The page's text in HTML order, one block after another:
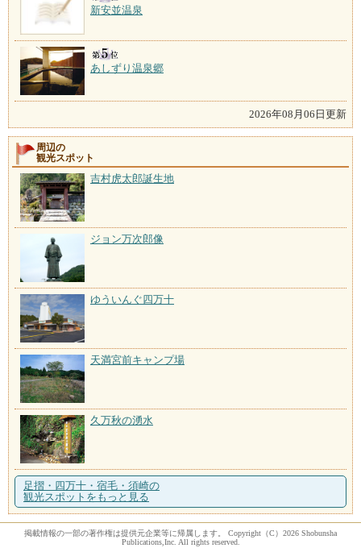
新安並温泉
あしずり温泉郷
2026年08月06日更新
周辺の
観光スポット
吉村虎太郎誕生地
ジョン万次郎像
ゆういんぐ四万十
天満宮前キャンプ場
久万秋の湧水
足摺・四万十・宿毛・須崎の
観光スポットをもっと見る
掲載情報の一部の著作権は提供元企業等に帰属します。 Copyright（C）2026 Shobunsha
Publications,Inc. All rights reserved.